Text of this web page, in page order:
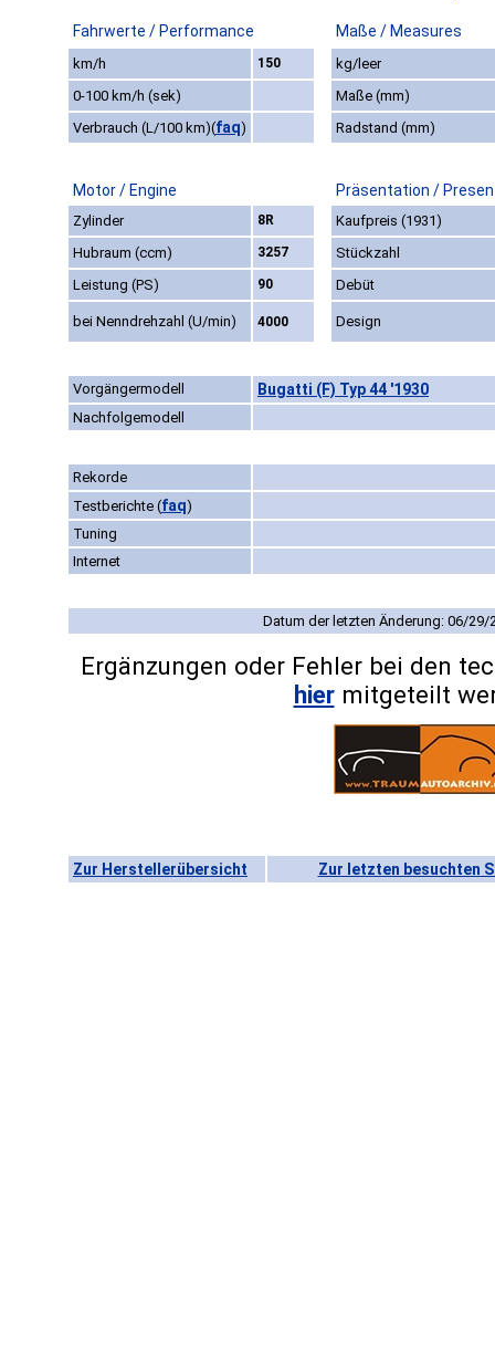
Fahrwerte / Performance Maße / Measures
km/h 150
kg/leer
0-100 km/h (sek)
Maße (mm)
Verbrauch (L/100 km)(faq) Radstand (mm)
Motor / Engine Präsentation /
Zylinder 8R
Kaufpreis (1931)
Hubraum (ccm)
3257
Stückzahl
Leistung (PS)
90 Debüt
bei Nenndrehzahl (U/min) 4000 Design
Vorgängermodell Bugatti (F) Typ 44 '1930
Nachfolgemodell
Rekorde
Testberichte (faq)
Tuning
Internet
Datum der letzten Änderung: 06/29/
Ergänzungen oder Fehler bei den
hiermitgeteilt
Zur Herstellerübersicht Zur letzten besuchten